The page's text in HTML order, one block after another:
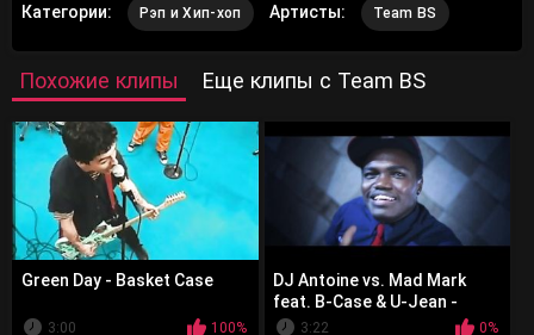
Категории: Рэп и Хип-хоп Артисты: Team BS
Похожие клипы Еще клипы с Team BS
Green Day - Basket Case
3:00
100%
DJ Antoine vs. Mad Mark
feat. B-Case & U-Jean -
House Party
3:22
0%